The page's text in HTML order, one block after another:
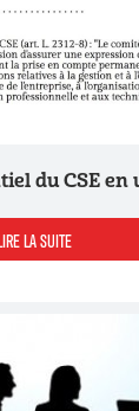
du CSE
LA SUITE